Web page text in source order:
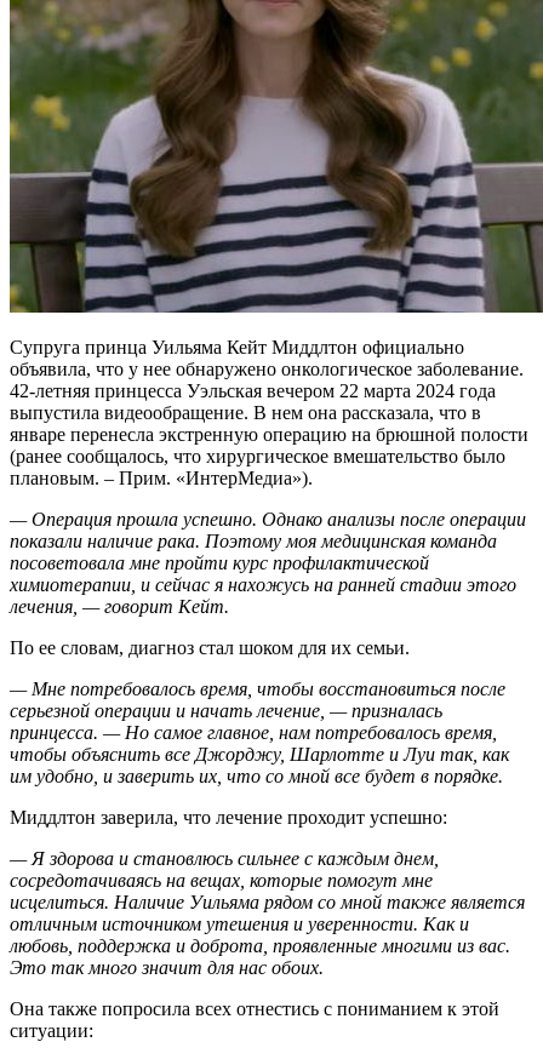
Супруга принца Уильяма Кейт Миддлтон официально
объявила, что у нее обнаружено онкологическое заболевание.
42-летняя принцесса Уэльская вечером 22 марта 2024 года
выпустила видеообращение. В нем она рассказала, что в
январе перенесла экстренную операцию на брюшной полости
(ранее сообщалось, что хирургическое вмешательство было
плановым. – Прим. «ИнтерМедиа»).
— Операция прошла успешно. Однако анализы после операции
показали наличие рака. Поэтому моя медицинская команда
посоветовала мне пройти курс профилактической
химиотерапии, и сейчас я нахожусь на ранней стадии этого
лечения, — говорит Кейт.
По ее словам, диагноз стал шоком для их семьи.
— Мне потребовалось время, чтобы восстановиться после
серьезной операции и начать лечение, — призналась
принцесса. — Но самое главное, нам потребовалось время,
чтобы объяснить все Джорджу, Шарлотте и Луи так, как
им удобно, и заверить их, что со мной все будет в порядке.
Миддлтон заверила, что лечение проходит успешно:
— Я здорова и становлюсь сильнее с каждым днем,
сосредотачиваясь на вещах, которые помогут мне
исцелиться. Наличие Уильяма рядом со мной также является
отличным источником утешения и уверенности. Как и
любовь, поддержка и доброта, проявленные многими из вас.
Это так много значит для нас обоих.
Она также попросила всех отнестись с пониманием к этой
ситуации: